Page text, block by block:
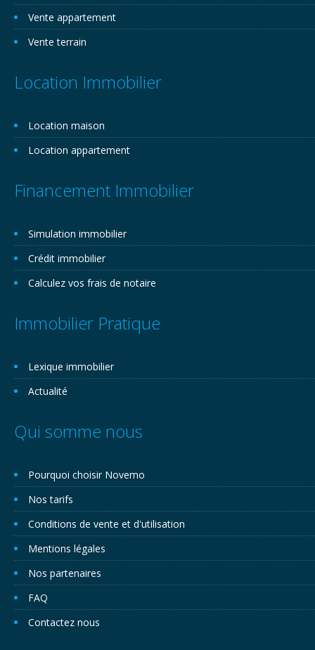
Vente appartement
Vente terrain
Location Immobilier
Location maison
Location appartement
Financement Immobilier
Simulation immobilier
Crédit immobilier
Calculez vos frais de notaire
Immobilier Pratique
Lexique immobilier
Actualité
Qui somme nous
Pourquoi choisir Novemo
Nos tarifs
Conditions de vente et d'utilisation
Mentions légales
Nos partenaires
FAQ
Contactez nous